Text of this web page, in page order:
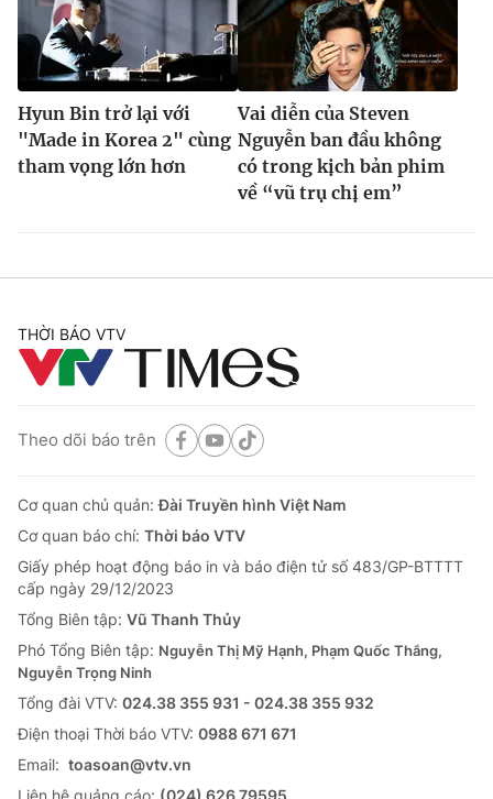
Hyun Bin trở lại với
"Made in Korea 2" cùng
tham vọng lớn hơn
Vai diễn của Steven
Nguyễn ban đầu không
có trong kịch bản phim
về “vũ trụ chị em”
THỜI BÁO VTV
Theo dõi báo trên
Cơ quan chủ quản:Đài Truyền hình Việt Nam
Cơ quan báo chí: Thời báo VTV
Giấy phép hoạt động báo in và báo điện tử số 483/GP-BTTTT
cấp ngày 29/12/2023
Tổng Biên tập: Vũ Thanh Thủy
Phó Tổng Biên tập: Nguyễn Thị Mỹ Hạnh, Phạm Quốc Thắng,
Nguyễn Trọng Ninh
Tổng đài VTV: 024.38 355 931 - 024.38 355 932
Ðiện thoại Thời báo VTV: 0988 671 671
Email: toasoan@vtv.vn
Liên hệ quảng cáo: (024) 626 79595